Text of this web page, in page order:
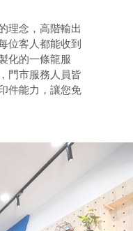
理念，高階輸出
位客人都能收到
化的一條龍服
門市服務人員皆
件能力，讓您免